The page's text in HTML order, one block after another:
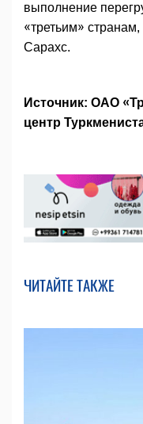
выполнение
«третьим»
Сарахс.
Источник: ОАО
центр
ЧИТАЙТЕ ТАКЖЕ